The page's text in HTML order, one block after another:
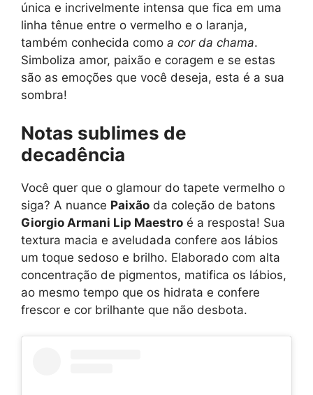
única e incrivelmente intensa que fica em uma
linha tênue entre o vermelho e o laranja,
também conhecida como a cor da chama.
Simboliza amor, paixão e coragem e se estas
são as emoções que você deseja, esta é a sua
sombra!
Notas sublimes de
decadência
Você quer que o glamour do tapete vermelho o
siga? A nuance Paixão da coleção de batons
Giorgio Armani Lip Maestro é a resposta! Sua
textura macia e aveludada confere aos lábios
um toque sedoso e brilho. Elaborado com alta
concentração de pigmentos, matifica os lábios,
ao mesmo tempo que os hidrata e confere
frescor e cor brilhante que não desbota.